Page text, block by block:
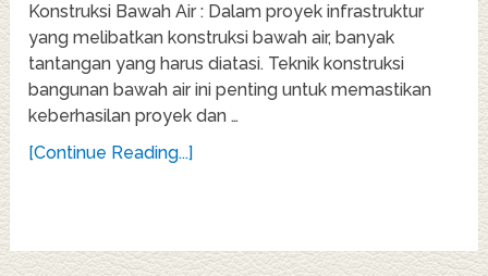
Konstruksi Bawah Air : Dalam proyek infrastruktur
yang melibatkan konstruksi bawah air, banyak
tantangan yang harus diatasi. Teknik konstruksi
bangunan bawah air ini penting untuk memastikan
keberhasilan proyek dan …
[Continue Reading...]